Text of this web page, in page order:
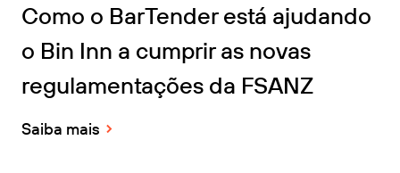
Como o BarTender está ajudando
o Bin Inn a cumprir as novas
regulamentações da FSANZ
Saiba mais